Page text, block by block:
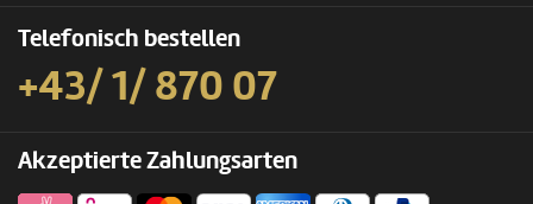
Telefonisch bestellen
+43/ 1/ 870 07
Akzeptierte Zahlungsarten